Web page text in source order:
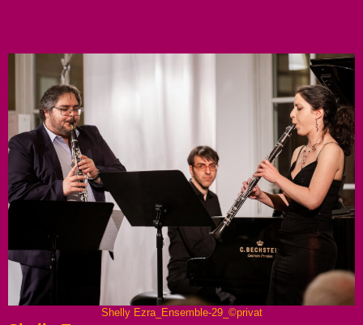
Shelly Ezra_Ensemble-29_©privat